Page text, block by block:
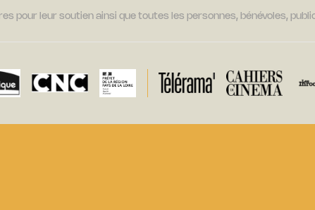
pour leur soutien ainsi que toutes les personnes, bénévoles,